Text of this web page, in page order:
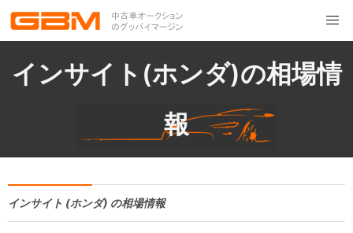
インサイト(ホンダ)の相場情
報
インサイト (ホンダ) の相場情報